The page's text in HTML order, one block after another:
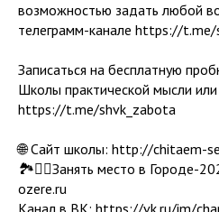
возможностью задать любой
телеграмм-канале https://t.me/
Записаться на бесплатную
Школы практической мысли
https://t.me/shvk_zabota
🌐 Сайт школы: http://chitaem-
🏞️❤️‍🔥Занять место в Городе-
ozere.ru
Канал в ВК: https://vk.ru/im/